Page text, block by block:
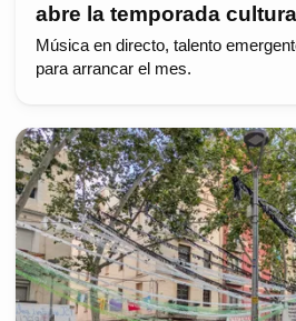
abre la temporada
Música en directo, talento
para arrancar el mes.